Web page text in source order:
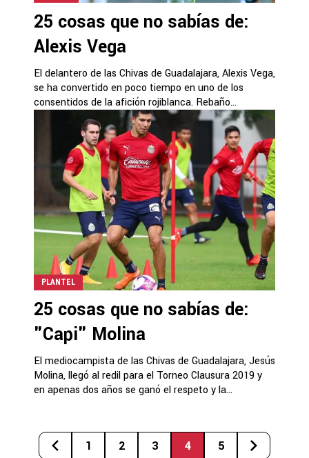
25 cosas que no sabías de:
Alexis Vega
El delantero de las Chivas de Guadalajara, Alexis Vega,
se ha convertido en poco tiempo en uno de los
consentidos de la afición rojiblanca. Rebaño...
PLANTEL
25 cosas que no sabías de:
"Capi" Molina
El mediocampista de las Chivas de Guadalajara, Jesús
Molina, llegó al redil para el Torneo Clausura 2019 y
en apenas dos años se ganó el respeto y la...
1 2 3 4 5